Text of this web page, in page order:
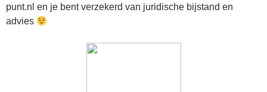
punt.nl en je bent verzekerd van juridische bijstand en
advies